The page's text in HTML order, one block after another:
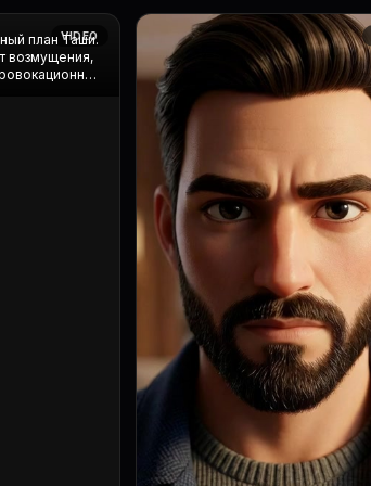
VIDEO
план Таши.
возмущения,